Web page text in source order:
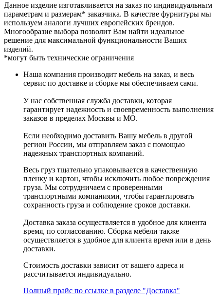
Данное изделие изготавливается на заказ по индивидуальным
параметрам и размерам* заказчика. В качестве фурнитуры мы
используем аналоги лучших европейских брендов.
Многообразие выбора позволит Вам найти идеальное
решение для максимальной функциональности Ваших
изделий.
*могут быть технические ограничения
Наша компания производит мебель на заказ, и весь
сервис по доставке и сборке мы обеспечиваем сами.
У нас собственная служба доставки, которая
гарантирует надежность и своевременность выполнения
заказов в пределах Москвы и МО.
Если необходимо доставить Вашу мебель в другой
регион России, мы отправляем заказ с помощью
надежных транспортных компаний.
Весь груз тщательно упаковывается в качественную
пленку и картон, чтобы исключить любое повреждения
груза. Мы сотрудничаем с проверенными
транспортными компаниями, чтобы гарантировать
сохранность груза и соблюдение сроков доставки.
Доставка заказа осуществляется в удобное для клиента
время, по согласованию. Сборка мебели также
осуществляется в удобное для клиента время или в день
доставки.
Стоимость доставки зависит от вашего адреса и
рассчитывается индивидуально.
Полный прайс по ссылке в разделе "Доставка"